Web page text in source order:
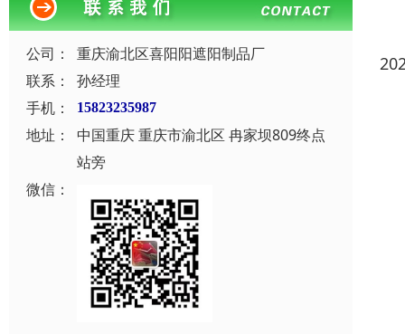
公司：
重庆渝北区喜阳阳遮阳制品厂
联系：
孙经理
手机：
15823235987
地址：
中国重庆 重庆市渝北区 冉家坝809终点
站旁
微信：